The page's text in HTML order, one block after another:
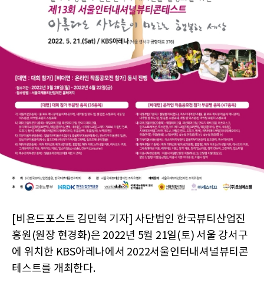
[비욘드포스트 김민혁 기자] 사단법인 한국뷰티산업진
흥원(원장 현경화)은 2022년 5월 21일(토) 서울 강서구
에 위치한 KBS아레나에서 2022서울인터내셔널뷰티콘
테스트를 개최한다.